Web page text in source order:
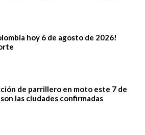
hoy 6 de agosto de 2026!
de parrillero en moto este 7 de
las ciudades confirmadas